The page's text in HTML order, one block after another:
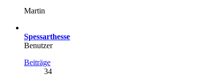
Martin
Spessarthesse
Benutzer
Beiträge
34